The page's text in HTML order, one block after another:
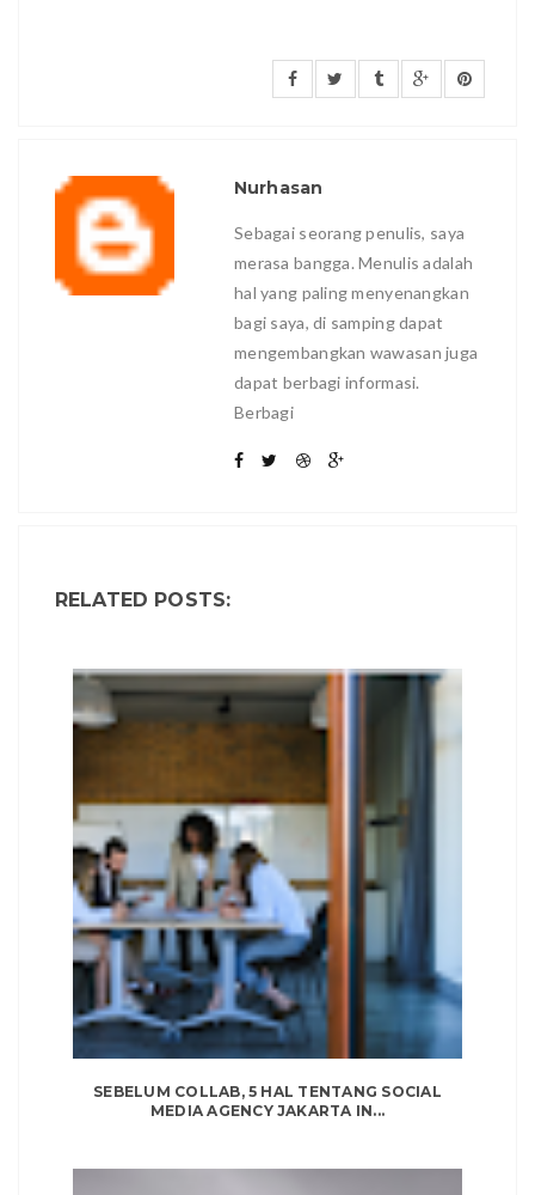
Nurhasan
Sebagai seorang penulis, saya
merasa bangga. Menulis adalah
hal yang paling menyenangkan
bagi saya, di samping dapat
mengembangkan wawasan juga
dapat berbagi informasi.
Berbagi
RELATED POSTS:
SEBELUM COLLAB, 5 HAL TENTANG SOCIAL
MEDIA AGENCY JAKARTA IN...